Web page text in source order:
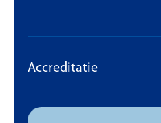
Accreditatie